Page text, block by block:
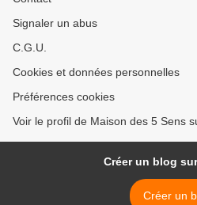
Signaler un abus
C.G.U.
Cookies et données personnelles
Préférences cookies
Voir le profil de Maison des 5 Sens
Créer un blog
Créer un